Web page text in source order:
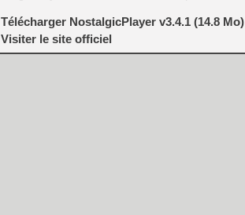
Télécharger NostalgicPlayer v3.4.1 (14.8 Mo)
Visiter le site officiel